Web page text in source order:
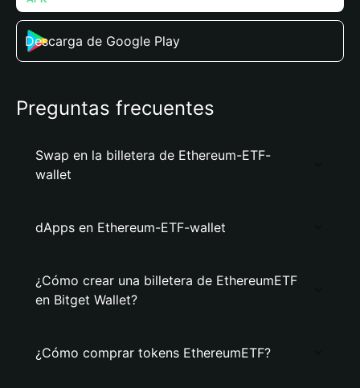
Descarga de Google Play
Preguntas frecuentes
Swap en la billetera de Ethereum-ETF-
wallet
dApps en Ethereum-ETF-wallet
¿Cómo crear una billetera de EthereumETF
en Bitget Wallet?
¿Cómo comprar tokens EthereumETF?